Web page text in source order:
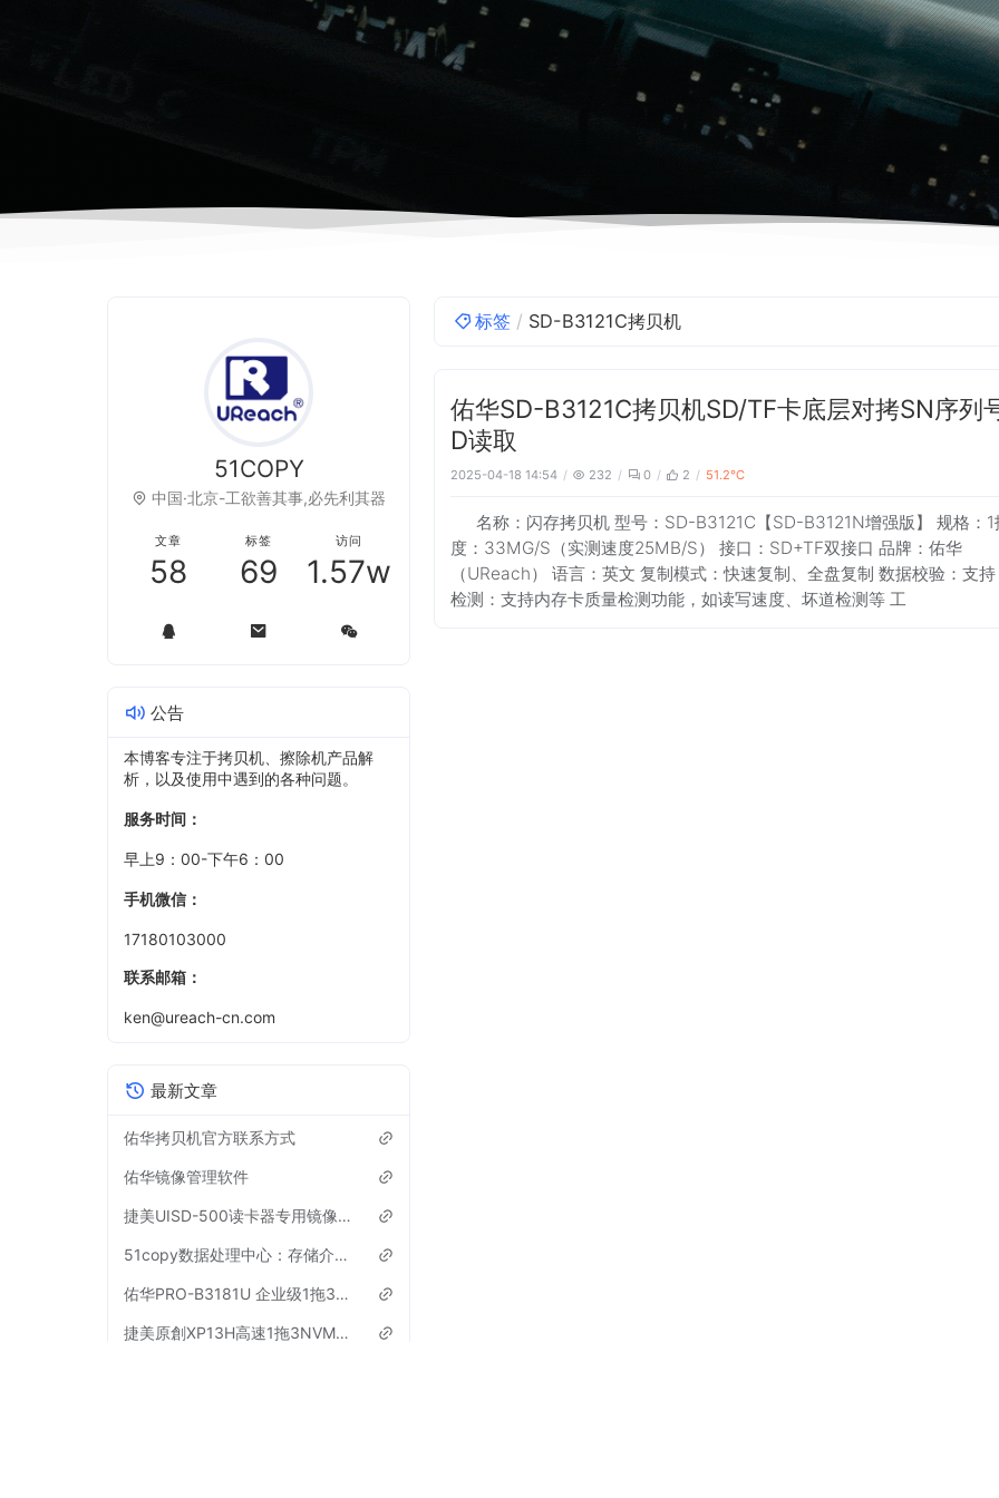
标签 SD-B3121C拷贝机
佑华SD-B3121C拷贝机SD/TF卡底层对拷SN序列
D读取
2025-04-18 14:54 232 0 2 51.2℃
名称：闪存拷贝机 型号：SD-B3121C【SD-B3121N增强版】 规格：
度：33MG/S（实测速度25MB/S） 接口：SD+TF双接口 品牌：佑华
（UReach） 语言：英文 复制模式：快速复制、全盘复制 数据校验：支
检测：支持内存卡质量检测功能，如读写速度、坏道检测等 工
51COPY
中国·北京-工欲善其事,必先利其器
文章
58
标签
69
访问
1.57w
公告
本博客专注于拷贝机、擦除机产品解
析，以及使用中遇到的各种问题。
服务时间：
早上9：00-下午6：00
手机微信：
17180103000
联系邮箱：
ken@ureach-cn.com
最新文章
佑华拷贝机官方联系方式
佑华镜像管理软件
捷美UISD-500读卡器专用镜像管理软件下载【活动已结束】
51copy数据处理中心：存储介质全周期解决方案专家
佑华PRO-B3181U 企业级1拖3硬盘拷贝机扇区级底层对拷机参数
捷美原創XP13H高速1拖3NVMe协议m.2硬盘拷贝机参数